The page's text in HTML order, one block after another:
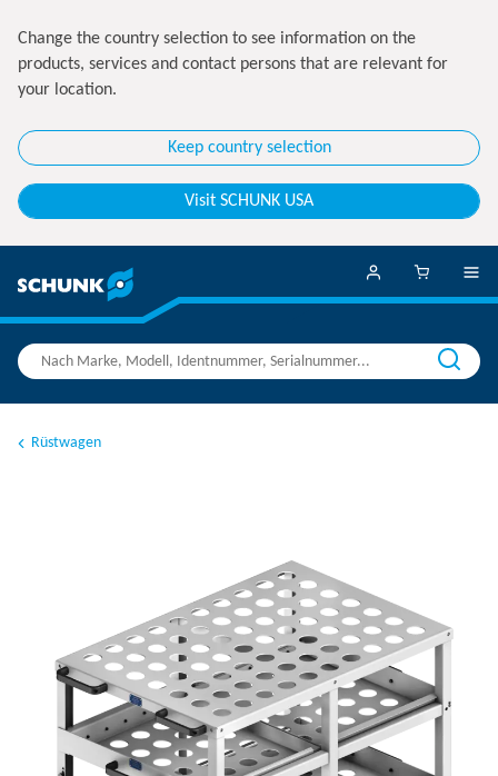
Change the country selection to see information on the
products, services and contact persons that are relevant for
your location.
Keep country selection
Visit SCHUNK USA
Rüstwagen